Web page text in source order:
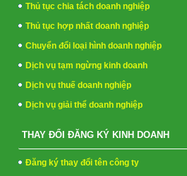
Thủ tục chia tách doanh nghiệp
Thủ tục hợp nhất doanh nghiệp
Chuyển đổi loại hình doanh nghiệp
Dịch vụ tạm ngừng kinh doanh
Dịch vụ thuế doanh nghiệp
Dịch vụ giải thể doanh nghiệp
THAY ĐỔI ĐĂNG KÝ KINH DOANH
Đăng ký thay đổi tên công ty